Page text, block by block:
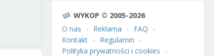
WYKOP © 2005-2026
O nas
Reklama
FAQ
Kontakt
Regulamin
Polityka prywatności i cookies